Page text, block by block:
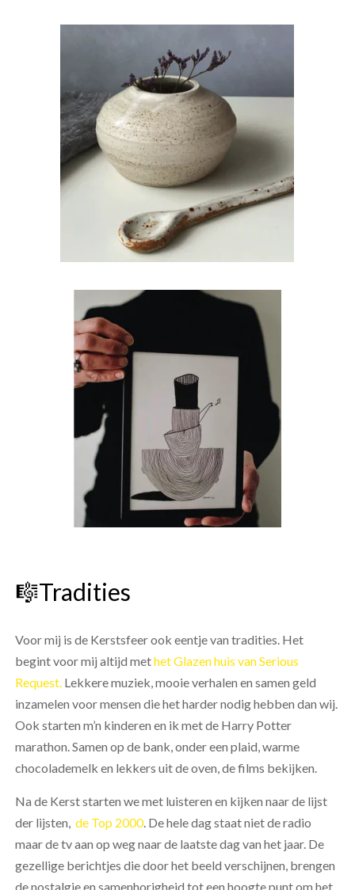
🎼Tradities
Voor mij is de Kerstsfeer ook eentje van tradities. Het
begint voor mij altijd methet Glazen huis van Serious
Request. Lekkere muziek, mooie verhalen en samen geld
inzamelen voor mensen die het harder nodig hebben dan wij.
Ook starten m’n kinderen en ik met de Harry Potter
marathon. Samen op de bank, onder een plaid, warme
chocolademelk en lekkers uit de oven, de films bekijken.
Na de Kerst starten we met luisteren en kijken naar de lijst
der lijsten, de Top 2000. De hele dag staat niet de radio
maar de tv aan op weg naar de laatste dag van het jaar. De
gezellige berichtjes die door het beeld verschijnen, brengen
de nostalgie en samenhorigheid tot een hoogte punt om het